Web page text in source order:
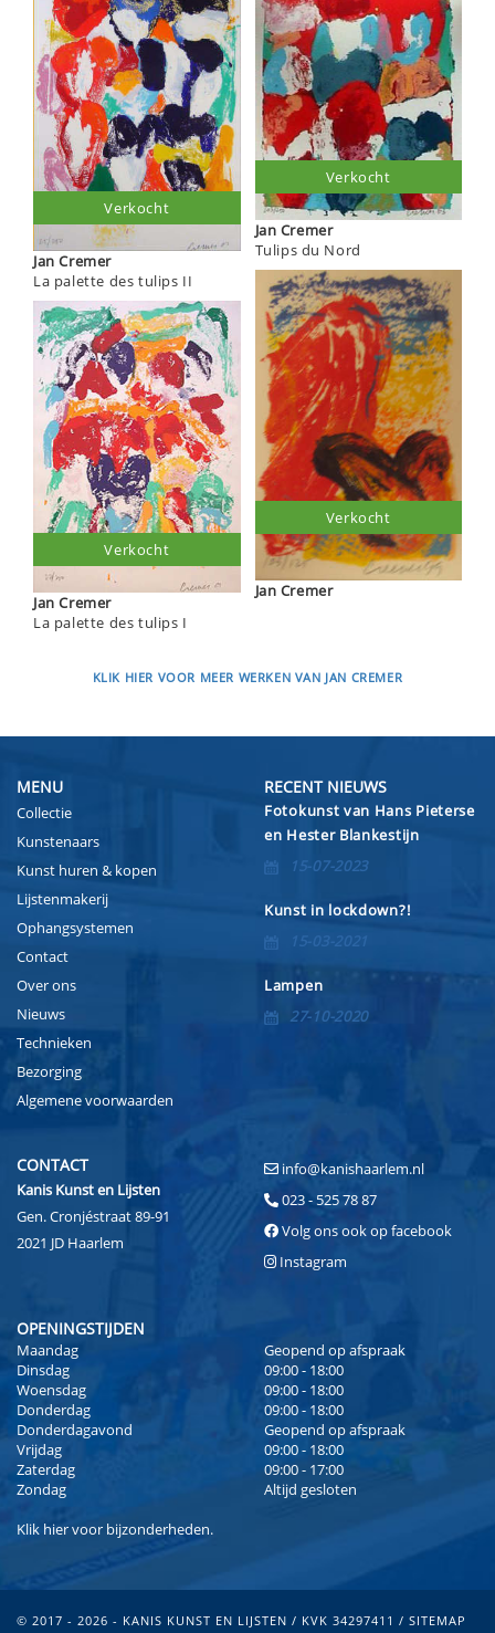
Jan Cremer
La palette des tulips II
Verkocht
Jan Cremer
La palette des tulips I
Verkocht
Jan Cremer
Tulips du Nord
Verkocht
Jan Cremer
Verkocht
KLIK HIER VOOR MEER WERKEN VAN JAN CREMER
MENU
Collectie
Kunstenaars
Kunst huren & kopen
Lijstenmakerij
Ophangsystemen
Contact
Over ons
Nieuws
Technieken
Bezorging
Algemene voorwaarden
RECENT NIEUWS
Fotokunst van Hans Pieterse
en Hester Blankestijn
15-07-2023
Kunst in lockdown?!
15-03-2021
Lampen
27-10-2020
CONTACT
Kanis Kunst en Lijsten
Gen. Cronjéstraat 89-91
2021 JD Haarlem
info@kanishaarlem.nl
023 - 525 78 87
Volg ons ook op facebook
Instagram
OPENINGSTIJDEN
Maandag
Geopend op afspraak
Dinsdag
09:00 - 18:00
Woensdag
09:00 - 18:00
Donderdag
09:00 - 18:00
Donderdagavond
Geopend op afspraak
Vrijdag
09:00 - 18:00
Zaterdag
09:00 - 17:00
Zondag
Altijd gesloten
Klik hiervoor bijzonderheden.
© 2017 - 2026 - KANIS KUNST EN LIJSTEN / KVK 34297411 / SITEMAP